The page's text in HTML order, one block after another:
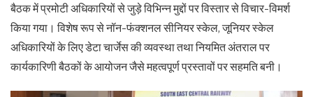
बैठक में प्रमोटी अधिकारियों से जुड़े विभिन्न मुद्दों पर विस्तार से विचार-विमर्श
किया गया। विशेष रूप से नॉन-फंक्शनल सीनियर स्केल, जूनियर स्केल
अधिकारियों के लिए डेटा चार्जेस की व्यवस्था तथा नियमित अंतराल पर
कार्यकारिणी बैठकों के आयोजन जैसे महत्वपूर्ण प्रस्तावों पर सहमति बनी।